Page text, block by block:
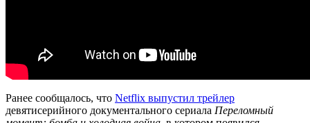
Ранее сообщалось, что Netflix выпустил трейлер
девятисерийного документального сериала Переломный